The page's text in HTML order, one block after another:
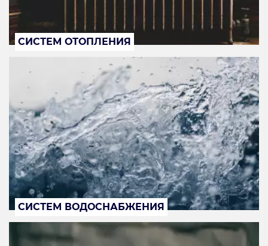
СИСТЕМ ОТОПЛЕНИЯ
СИСТЕМ ВОДОСНАБЖЕНИЯ